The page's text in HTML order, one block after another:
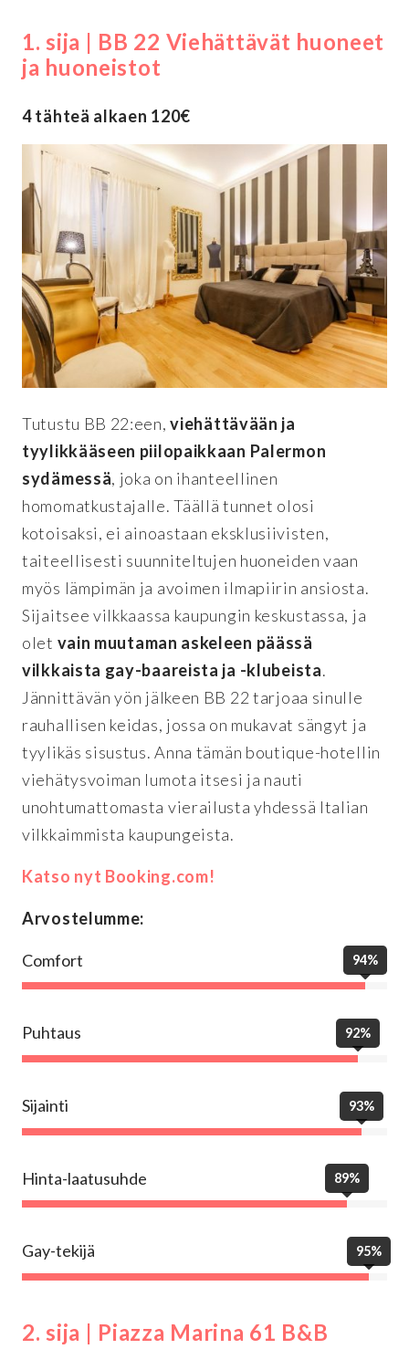
1. sija | BB 22 Viehättävät huoneet
ja huoneistot
4 tähteä alkaen 120€
Tutustu BB 22:een,viehättävään ja
tyylikkääseen piilopaikkaan Palermon
sydämessä, joka on ihanteellinen
homomatkustajalle. Täällä tunnet olosi
kotoisaksi, ei ainoastaan eksklusiivisten,
taiteellisesti suunniteltujen huoneiden vaan
myös lämpimän ja avoimen ilmapiirin ansiosta.
Sijaitsee vilkkaassa kaupungin keskustassa, ja
olet vain muutaman askeleen päässä
vilkkaista gay-baareista ja -klubeista.
Jännittävän yön jälkeen BB 22 tarjoaa sinulle
rauhallisen keidas, jossa on mukavat sängyt ja
tyylikäs sisustus. Anna tämän boutique-hotellin
viehätysvoiman lumota itsesi ja nauti
unohtumattomasta vierailusta yhdessä Italian
vilkkaimmista kaupungeista.
Katso nyt Booking.com!
Arvostelumme:
Comfort 94%
Puhtaus 92%
Sijainti 93%
Hinta-laatusuhde 89%
Gay-tekijä 95%
2. sija | Piazza Marina 61 B&B